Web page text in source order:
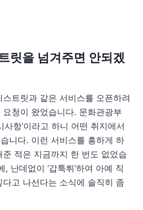
릿을 넘겨주면 안되겠
트릿과 같은 서비스를 오픈하려
청이 왔었습니다. 문화관광부
사항’이라고 하니 어떤 취지에서
니다. 이런 서비스를 흥하게 하
적은 지금까지 한 번도 없었습
난데없이 ‘갑툭튀’하여 아예 직
고 나선다는 소식에 솔직히 좀